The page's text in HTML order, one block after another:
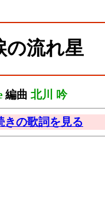
の流れ星
編曲 北川 吟
の歌詞を見る